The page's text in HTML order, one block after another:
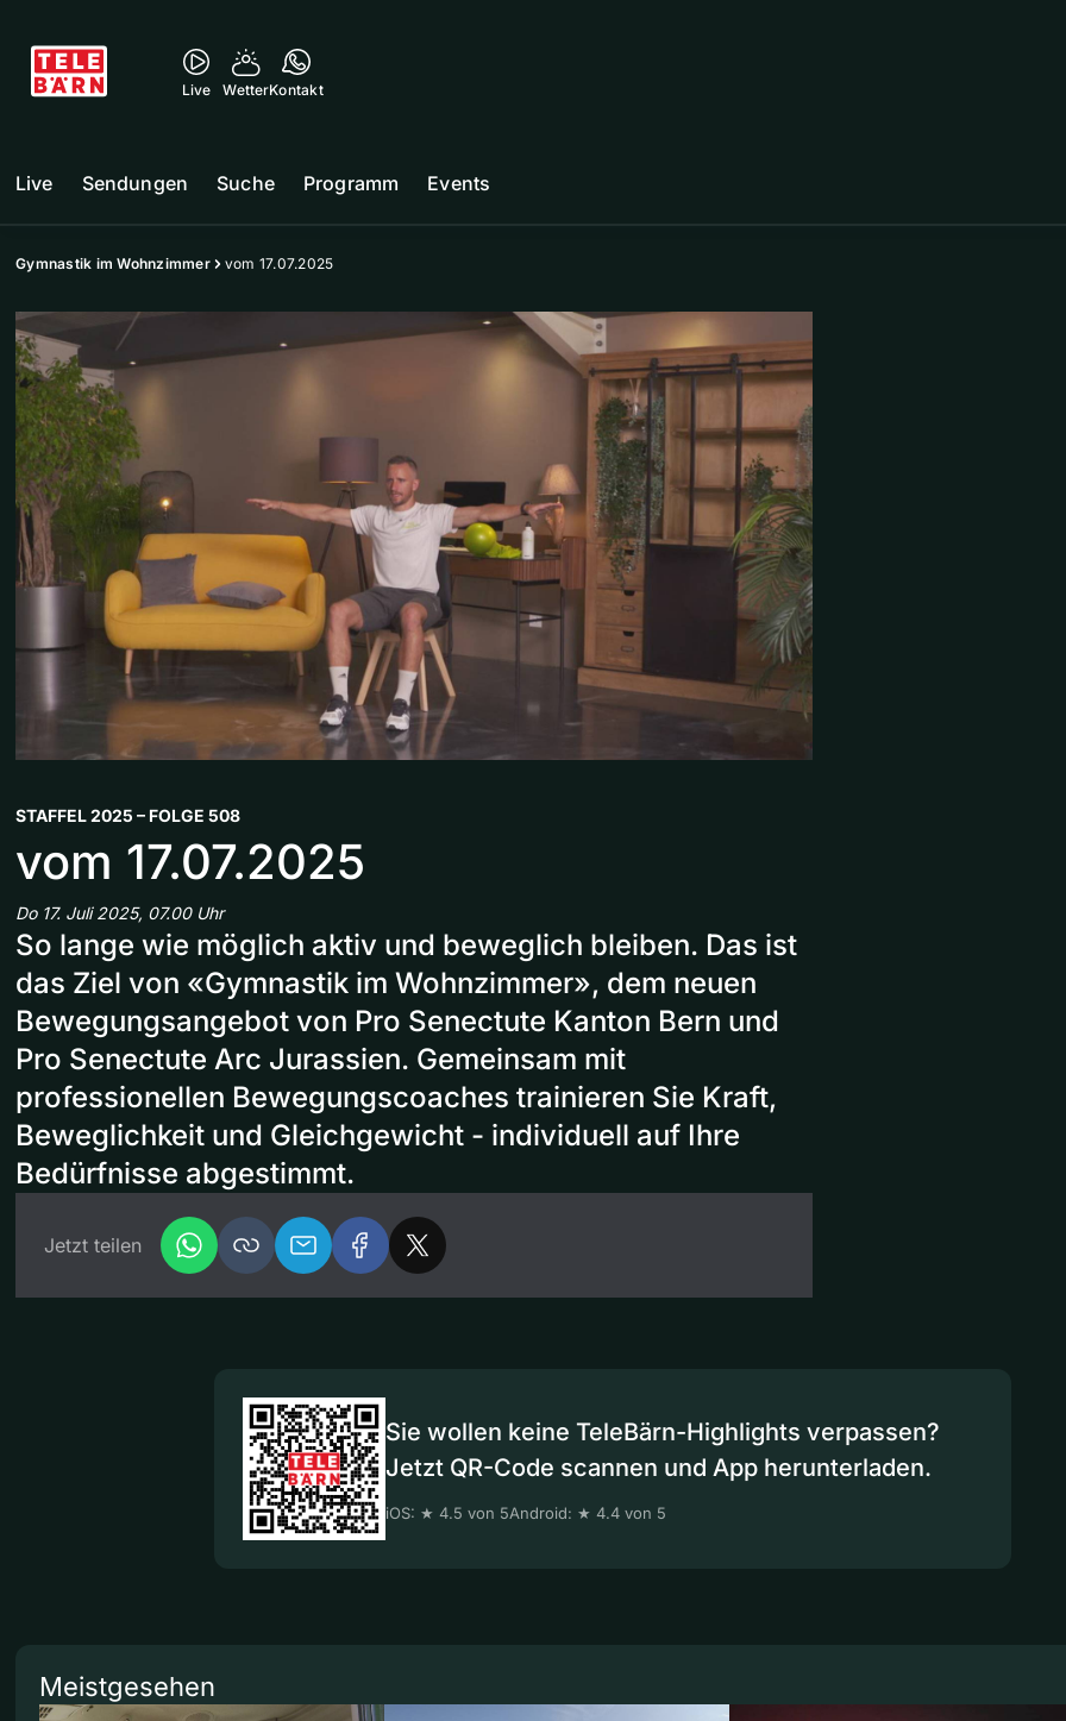
Live WetterKontakt
Live Sendungen Suche Programm Events
Gymnastik im Wohnzimmer vom 17.07.2025
STAFFEL 2025 – FOLGE 508
vom 17.07.2025
Do 17. Juli 2025, 07.00 Uhr
So lange wie möglich aktiv und beweglich bleiben. Das ist
das Ziel von «Gymnastik im Wohnzimmer», dem neuen
Bewegungsangebot von Pro Senectute Kanton Bern und
Pro Senectute Arc Jurassien. Gemeinsam mit
professionellen Bewegungscoaches trainieren Sie Kraft,
Beweglichkeit und Gleichgewicht - individuell auf Ihre
Bedürfnisse abgestimmt.
Jetzt teilen
Sie wollen keine TeleBärn-Highlights verpassen?
Jetzt QR-Code scannen und App herunterladen.
iOS: ★ 4.5 von 5Android: ★ 4.4 von 5
Meistgesehen